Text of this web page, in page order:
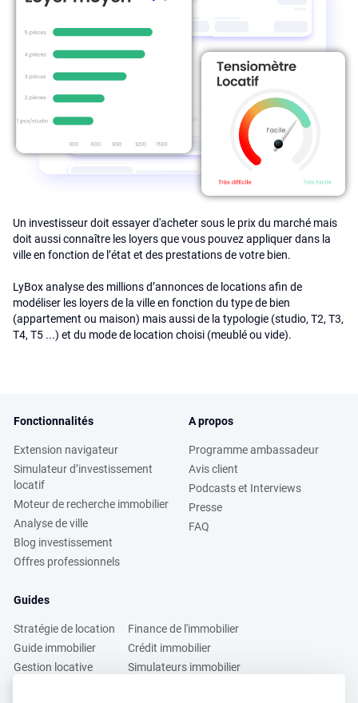
Un investisseur doit essayer d'acheter sous le prix du marché mais
doit aussi connaître les loyers que vous pouvez appliquer dans la
ville en fonction de l’état et des prestations de votre bien.
LyBox analyse des millions d’annonces de locations afin de
modéliser les loyers de la ville en fonction du type de bien
(appartement ou maison) mais aussi de la typologie (studio, T2, T3,
T4, T5 ...) et du mode de location choisi (meublé ou vide).
Fonctionnalités
Extension navigateur
Simulateur d’investissement
locatif
Moteur de recherche immobilier
Analyse de ville
Blog investissement
Offres professionnels
A propos
Programme ambassadeur
Avis client
Podcasts et Interviews
Presse
FAQ
Guides
Stratégie de location
Guide immobilier
Gestion locative
Finance de l'immobilier
Crédit immobilier
Simulateurs immobilier